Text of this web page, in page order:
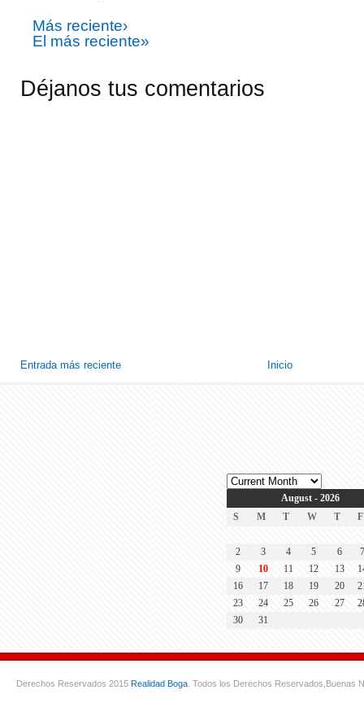
Más reciente›
El más reciente»
Déjanos tus comentarios
Entrada más reciente Inicio
August - 2026
S
M T W T F
2 3 4 5 6
9
10 11 12 13
16
17 18 19 20
23
24 25 26 27
30
31
Derechos Reservados 2015 Realidad Boga . Todos los Derechos Reservados, Buenas